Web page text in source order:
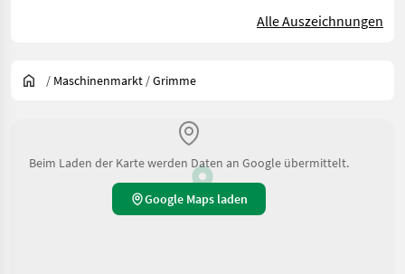
Alle Auszeichnungen
/ Maschinenmarkt /Grimme
Beim Laden der Karte werden Daten an Google übermittelt.
Google Maps laden